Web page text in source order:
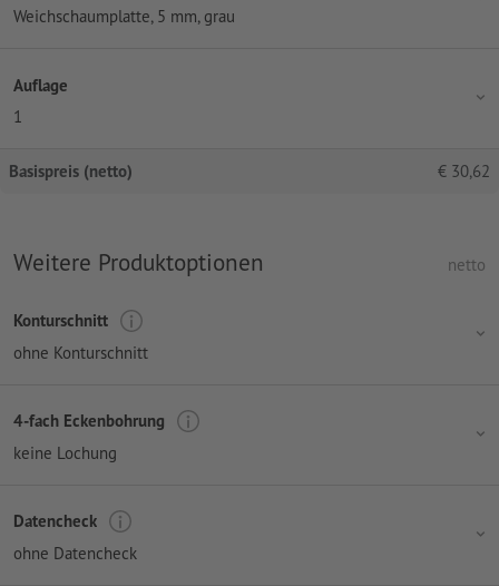
Weichschaumplatte, 5 mm, grau
Auflage
1
Basispreis (netto) € 30,62
Weitere Produktoptionen netto
Konturschnitt
ohne Konturschnitt
4-fach Eckenbohrung
keine Lochung
Datencheck
ohne Datencheck